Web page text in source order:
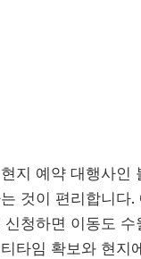
지 예약 대행사인
것이 편리합니다.
청하면 이동도 수
타임 확보와 현지